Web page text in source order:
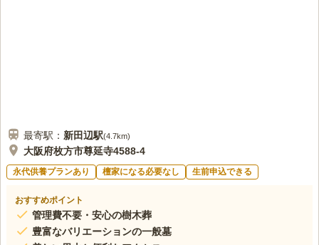
最寄駅： 新田辺駅(4.7km)
大阪府枚方市尊延寺4588-4
永代供養プランあり 檀家になる必要なし 生前申込できる
おすすめポイント
管理費不要・安心の樹木葬
豊富なバリエーションの一般墓